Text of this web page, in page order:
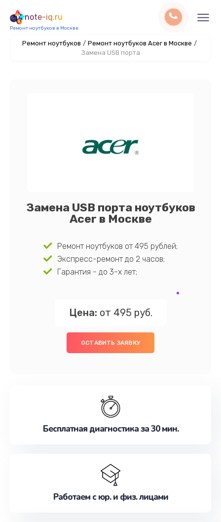
note-iq.ru
Ремонт ноутбуков в Москве
Ремонт ноутбуков / Ремонт ноутбуков Acer в Москве /
Замена USB порта
Замена USB порта ноутбуков
Acer в Москве
Ремонт ноутбуков от 495 рублей;
Экспресс-ремонт до 2 часов;
Гарантия - до 3-х лет;
Цена: от 495 руб.
ОСТАВИТЬ ЗАЯВКУ
Бесплатная диагностика за 30 мин.
Работаем с юр. и физ. лицами